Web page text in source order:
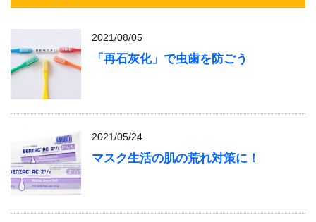
2021/08/05
「再石灰化」で虫歯を防ごう
2021/05/24
マスク生活の肌の荒れ対策に！